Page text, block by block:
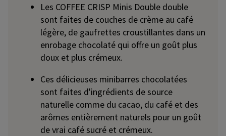
Les COFFEE CRISP Minis Double double
sont faites de couches de crème au café
légère, de gaufrettes croustillantes dans un
enrobage chocolaté qui offre un goût plus
doux et plus crémeux.
Ces délicieuses minibarres chocolatées
sont faites d'ingrédients de source
naturelle comme du cacao, du café et des
arômes entièrement naturels pour un goût
de vrai café sucré et crémeux.